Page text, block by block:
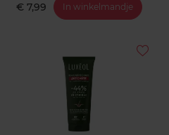
€ 7,99 In winkelmandje